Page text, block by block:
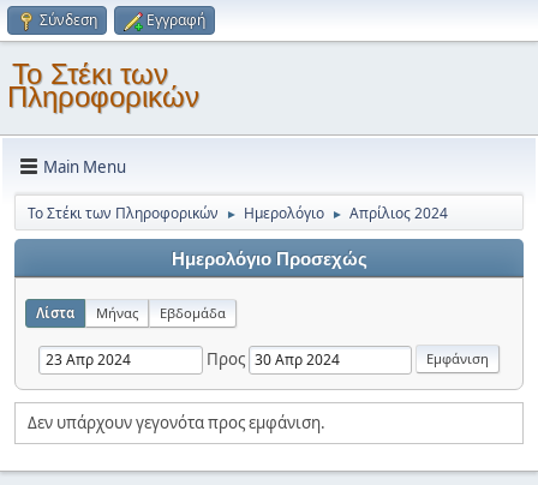
Σύνδεση Εγγραφή
Το Στέκι των
Πληροφορικών
Main Menu
Το Στέκι των Πληροφορικών ► Ημερολόγιο ► Απρίλιος 2024
Ημερολόγιο Προσεχώς
Λίστα Μήνας Εβδομάδα
Προς
Δεν υπάρχουν γεγονότα προς εμφάνιση.